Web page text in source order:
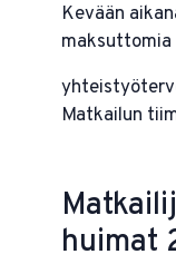
Kevään
maksuttomia
Matkailun
huimat